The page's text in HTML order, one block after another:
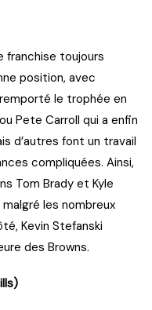
franchise toujours
position, avec
le trophée en
Pete Carroll qui a enfin
d’autres font un travail
compliquées. Ainsi,
Tom Brady et Kyle
les nombreux
Kevin Stefanski
des Browns.